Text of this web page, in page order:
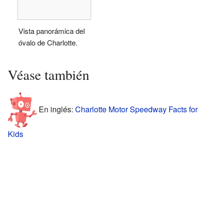
Vista panorámica del
óvalo de Charlotte.
Véase también
En inglés: Charlotte Motor Speedway Facts for
Kids